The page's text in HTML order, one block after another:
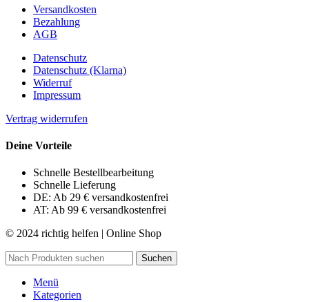
Versandkosten
Bezahlung
AGB
Datenschutz
Datenschutz (Klarna)
Widerruf
Impressum
Vertrag widerrufen
Deine Vorteile
Schnelle Bestellbearbeitung
Schnelle Lieferung
DE: Ab 29 € versandkostenfrei
AT: Ab 99 € versandkostenfrei
© 2024 richtig helfen | Online Shop
Suchen
Menü
Kategorien